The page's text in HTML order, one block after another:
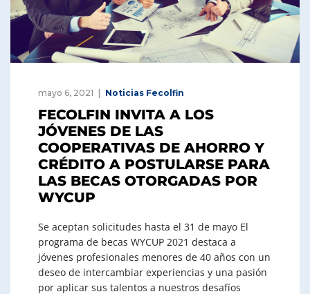
mayo 6, 2021 Noticias Fecolfin
FECOLFIN INVITA A LOS
JÓVENES DE LAS
COOPERATIVAS DE AHORRO Y
CRÉDITO A POSTULARSE PARA
LAS BECAS OTORGADAS POR
WYCUP
Se aceptan solicitudes hasta el 31 de mayo El
programa de becas WYCUP 2021 destaca a
jóvenes profesionales menores de 40 años con un
deseo de intercambiar experiencias y una pasión
por aplicar sus talentos a nuestros desafíos